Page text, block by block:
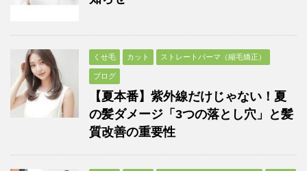
くせ毛 カット ストレートパーマ（縮毛矯正）
ブログ
【夏本番】紫外線だけじゃない！夏
の髪ダメージ「3つの落とし穴」と髪
質改善の重要性